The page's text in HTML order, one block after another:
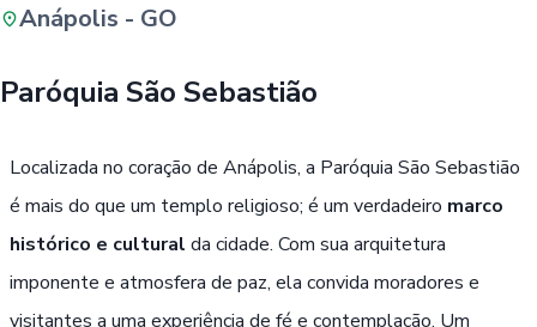
Anápolis - GO
Paróquia São Sebastião
Localizada no coração de Anápolis, a Paróquia São Sebastião
é mais do que um templo religioso; é um verdadeiro marco
histórico e cultural da cidade. Com sua arquitetura
imponente e atmosfera de paz, ela convida moradores e
visitantes a uma experiência de fé e contemplação. Um